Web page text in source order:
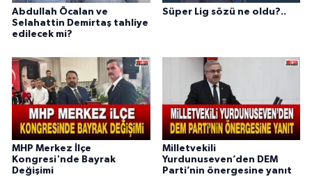
Abdullah Öcalan ve
Selahattin Demirtaş tahliye
edilecek mi?
Süper Lig sözü ne oldu?..
MHP Merkez İlçe
Kongresi'nde Bayrak
Değişimi
Milletvekili
Yurdunuseven’den DEM
Parti’nin önergesine yanıt